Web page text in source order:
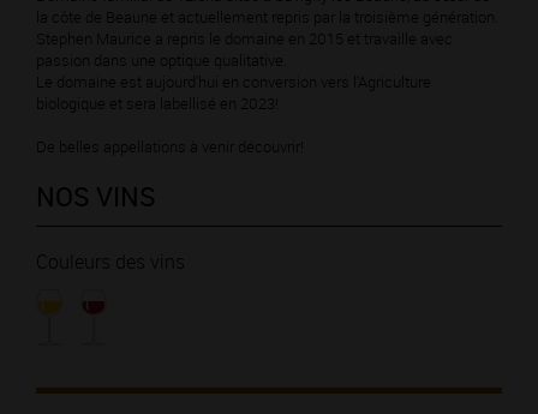
la côte de Beaune et actuellement repris par la troisième génération.
Stephen Maurice a repris le domaine en 2015 et travaille avec
passion dans une optique qualitative.
Le domaine est aujourd'hui en conversion vers l'Agriculture
biologique et sera labellisé en 2023!
De belles appellations à venir découvrir!
NOS VINS
Couleurs des vins